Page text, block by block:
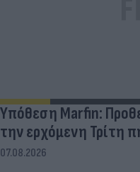
Υπόθεση Marfin:
την ερχόμενη Τρίτη
07.08.2026